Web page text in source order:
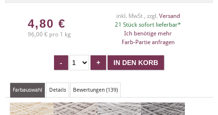
4,80 €
96,00 € pro 1 kg
inkl. MwSt , zzgl. Versand
21 Stück sofort lieferbar*
Ich benötige mehr
Farb-Partie anfragen
Farbauswahl Details Bewertungen (139)